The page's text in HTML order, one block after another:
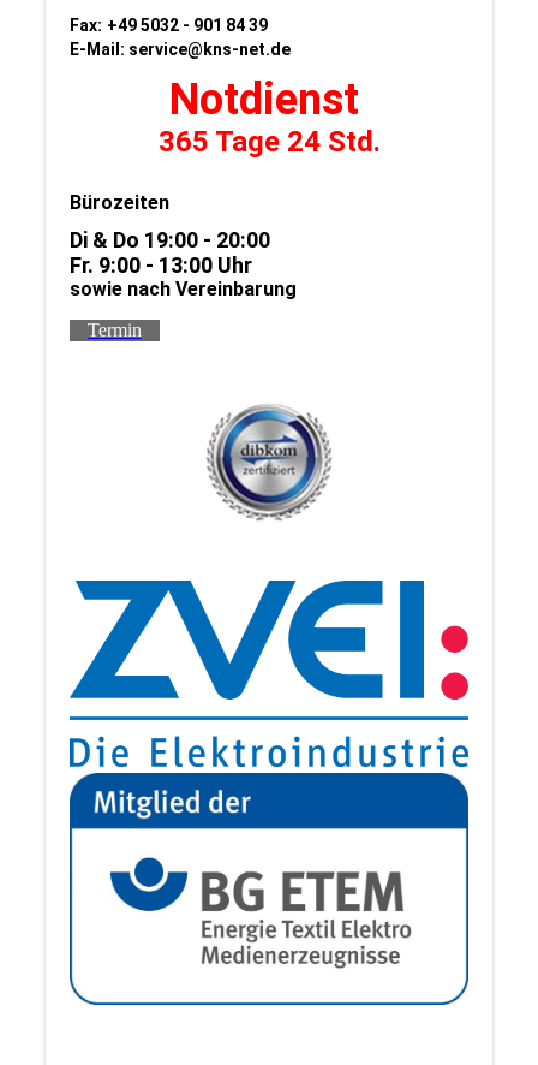
Fax: +49 5032 - 901 84 39
E-Mail: service@kns-net.de
Notdienst
365 Tage 24 Std.
Bürozeiten
Di & Do 19:00 - 20:00
Fr. 9:00 - 13:00 Uhr
sowie nach Vereinbarung
Termin